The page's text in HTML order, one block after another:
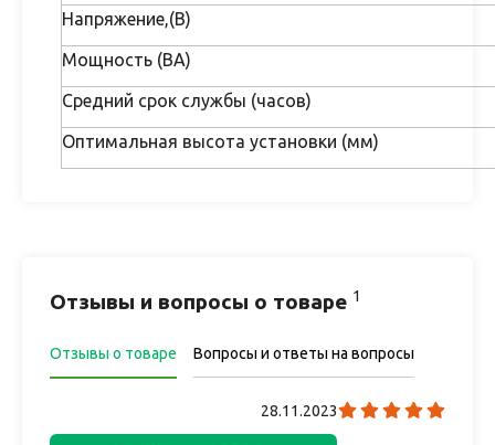
Напряжение,(В)
Мощность (ВА)
Средний срок службы (часов)
Оптимальная высота установки (мм)
Отзывы и вопросы о товаре 1
Отзывы о товаре Вопросы и ответы на вопросы
28.11.2023